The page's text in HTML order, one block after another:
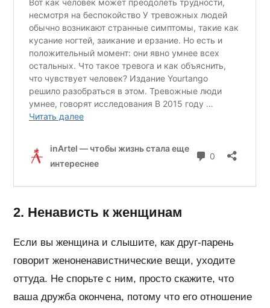
2. Ненависть к женщинам
Если вы женщина и слышите, как друг-парень
говорит женоненавистнические вещи, уходите
оттуда. Не спорьте с ним, просто скажите, что
ваша дружба окончена, потому что его отношение